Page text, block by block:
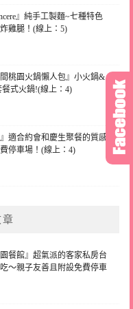
』純手工製麵~七種特色
雞腿！(線上：5)
桃園火鍋懶人包』小火鍋&
式火鍋!(線上：4)
適合約會和慶生聚餐的質感
停車場！(線上：4)
餐館』超氣派的客家私房台
～親子友善且附設免費停車